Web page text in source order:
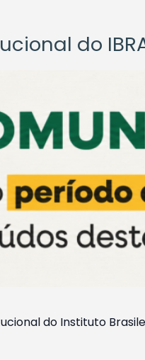
do
do Instituto